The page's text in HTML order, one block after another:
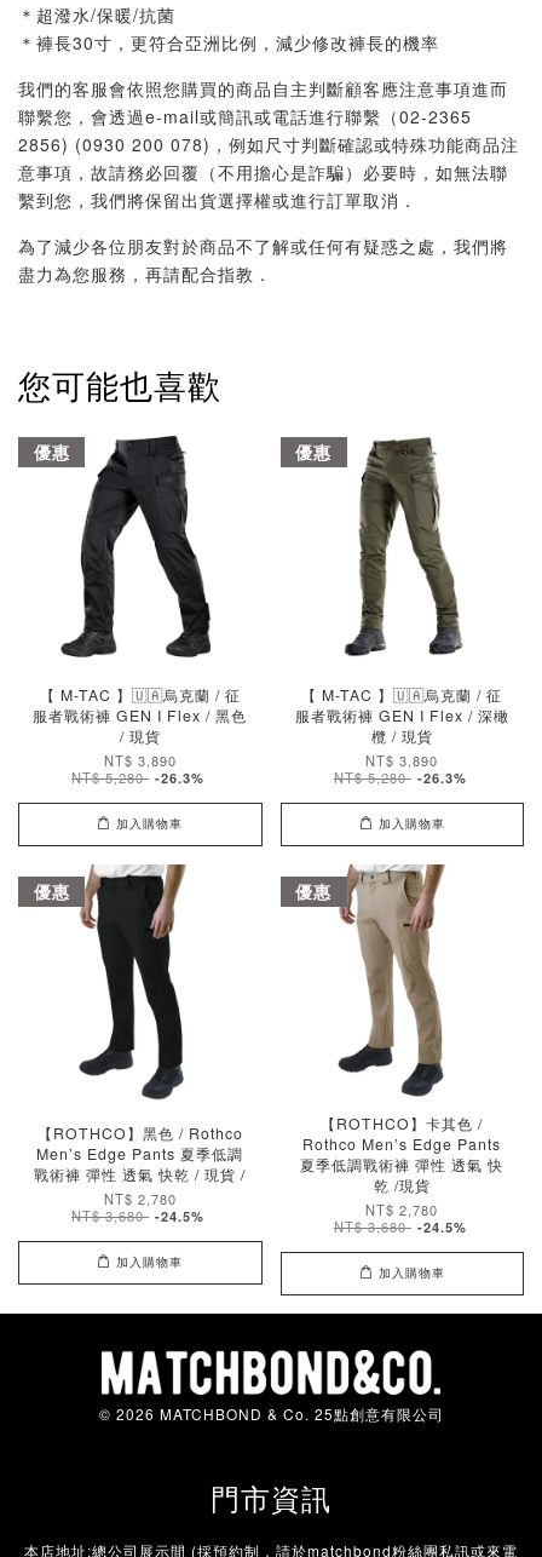
＊超潑水/保暖/抗菌
＊褲長30寸，更符合亞洲比例，減少修改褲長的機率
我們的客服會依照您購買的商品自主判斷顧客應注意事項進而
聯繫您，會透過e-mail或簡訊或電話進行聯繫（02-2365
2856) (0930 200 078)，例如尺寸判斷確認或特殊功能商品注
意事項，故請務必回覆（不用擔心是詐騙）必要時，如無法聯
繫到您，我們將保留出貨選擇權或進行訂單取消．
為了減少各位朋友對於商品不了解或任何有疑惑之處，我們將
盡力為您服務，再請配合指教．
您可能也喜歡
優惠
【 M-TAC 】🇺🇦烏克蘭 / 征
服者戰術褲 GEN I Flex / 黑色
/ 現貨
NT$ 3,890
NT$ 5,280 -26.3%
加入購物車
優惠
【 M-TAC 】🇺🇦烏克蘭 / 征
服者戰術褲 GEN I Flex / 深橄
欖 / 現貨
NT$ 3,890
NT$ 5,280 -26.3%
加入購物車
優惠
【ROTHCO】黑色 / Rothco
Men’s Edge Pants 夏季低調
戰術褲 彈性 透氣 快乾 / 現貨 /
NT$ 2,780
NT$ 3,680 -24.5%
加入購物車
優惠
【ROTHCO】卡其色 /
Rothco Men’s Edge Pants
夏季低調戰術褲 彈性 透氣 快
乾 /現貨
NT$ 2,780
NT$ 3,680 -24.5%
加入購物車
© 2026 MATCHBOND & Co. 25點創意有限公司
門市資訊
本店地址:總公司展示間 (採預約制，請於matchbond粉絲團私訊或來電